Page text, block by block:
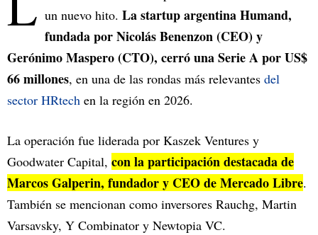
un nuevo hito. La startup argentina Humand,
fundada por Nicolás Benenzon (CEO) y
Gerónimo Maspero (CTO), cerró una Serie A por US$
66 millones, en una de las rondas más relevantes del
sector HRtech en la región en 2026.
La operación fue liderada por Kaszek Ventures y
Goodwater Capital, con la participación destacada de
Marcos Galperin, fundador y CEO de Mercado Libre.
También se mencionan como inversores Rauchg, Martin
Varsavsky, Y Combinator y Newtopia VC.